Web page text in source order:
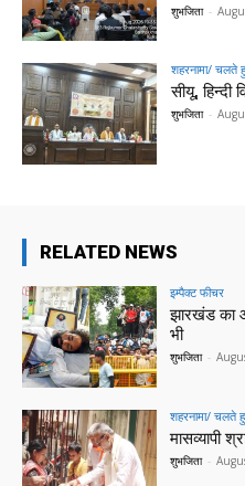
शुभजिता -
शहरनामा/ चलते
सीयू, हिन्दी
शुभजिता -
RELATED NEWS
इम्पैक्ट फीचर
झारखंड का
भी
शुभजिता -
शहरनामा/ चलते
मासव्यापी
शुभजिता -